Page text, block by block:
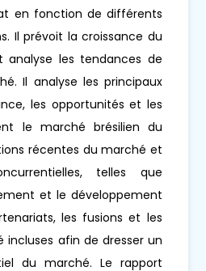
en fonction de différents
Il prévoit la croissance du
les tendances de
Il analyse les principaux
les opportunités et les
le marché brésilien du
récentes du marché et
telles que
et le développement
les fusions et les
incluses afin de dresser un
du marché. Le rapport